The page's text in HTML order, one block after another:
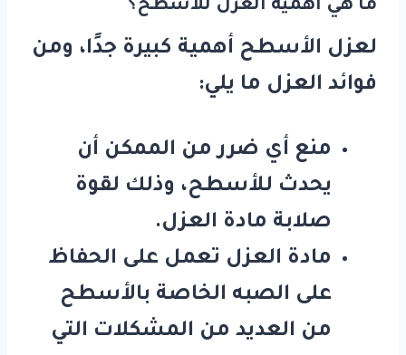
ما هي أهمية العزل للأسطح؟
لعزل الأسطح أهمية كبيرة جدًا، ومن
فوائد العزل ما يلي:
منع أي ضرر من الممكن أن
يحدث للأسطح، وذلك لقوة
صلابة مادة العزل.
مادة العزل تعمل على الحفاظ
على الصبه الخاصة بالأسطح
من العديد من المشكلات التي